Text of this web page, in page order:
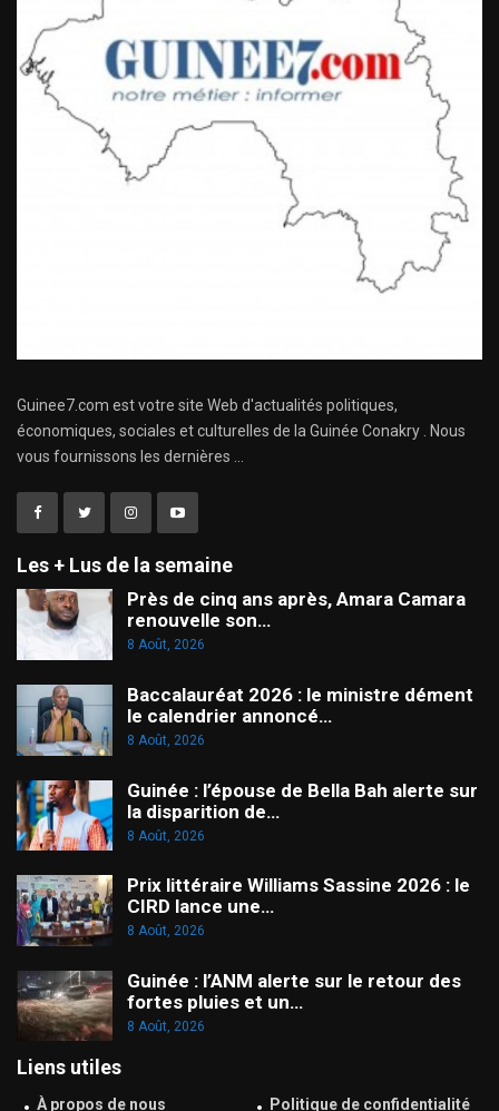
Guinee7.com est votre site Web d'actualités politiques,
économiques, sociales et culturelles de la Guinée Conakry . Nous
vous fournissons les dernières ...
Les + Lus de la semaine
Près de cinq ans après, Amara Camara
renouvelle son…
8 Août, 2026
Baccalauréat 2026 : le ministre dément
le calendrier annoncé…
8 Août, 2026
Guinée : l’épouse de Bella Bah alerte sur
la disparition de…
8 Août, 2026
Prix littéraire Williams Sassine 2026 : le
CIRD lance une…
8 Août, 2026
Guinée : l’ANM alerte sur le retour des
fortes pluies et un…
8 Août, 2026
Liens utiles
À propos de nous Politique de confidentialité